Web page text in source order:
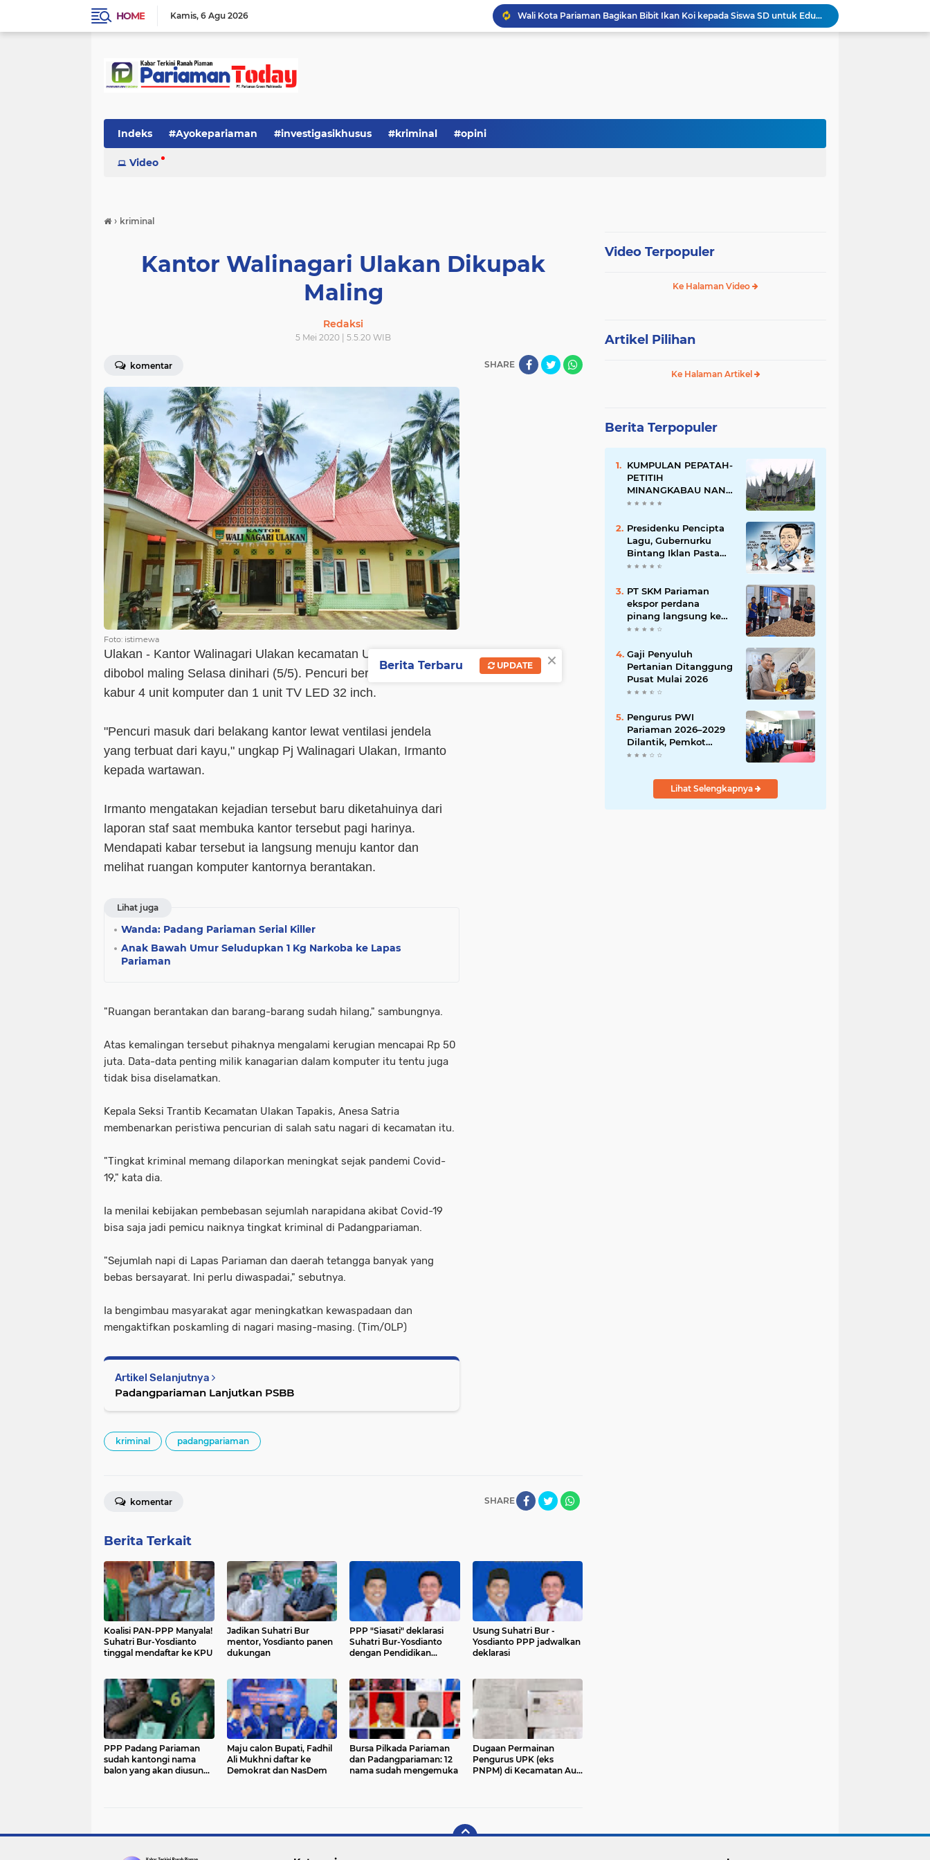
HOME Kamis 6 Agu 2026
Wali Kota Pariaman Bagikan Bibit Ikan Koi kepada Siswa SD untuk Edukasi Perikanan
Wali Kota Pariaman Salurkan Bantuan bagi Korban Pohon Tumbang, Rumah Rusak Berat Akan Dibedah
Wali Kota Pariaman Lepas Kontingen Pramuka ke Jambore Nasional XII di Cibubur
Indeks #Ayokepariaman #investigasikhusus #kriminal #opini
Video
› kriminal
Kantor Walinagari Ulakan Dikupak
Maling
Redaksi
5 Mei 2020 | 5.5.20 WIB
komentar SHARE
Foto: istimewa
Ulakan - Kantor Walinagari Ulakan kecamatan Ulakan Tapakis
dibobol maling Selasa dinihari (5/5). Pencuri berhasil membawa
kabur 4 unit komputer dan 1 unit TV LED 32 inch.
"Pencuri masuk dari belakang kantor lewat ventilasi jendela
yang terbuat dari kayu," ungkap Pj Walinagari Ulakan, Irmanto
kepada wartawan.
Irmanto mengatakan kejadian tersebut baru diketahuinya dari
laporan staf saat membuka kantor tersebut pagi harinya.
Mendapati kabar tersebut ia langsung menuju kantor dan
melihat ruangan komputer kantornya berantakan.
Lihat juga
Wanda: Padang Pariaman Serial Killer
Anak Bawah Umur Seludupkan 1 Kg Narkoba ke Lapas
Pariaman
"Ruangan berantakan dan barang-barang sudah hilang," sambungnya.
Atas kemalingan tersebut pihaknya mengalami kerugian mencapai Rp 50
juta. Data-data penting milik kanagarian dalam komputer itu tentu juga
tidak bisa diselamatkan.
Kepala Seksi Trantib Kecamatan Ulakan Tapakis, Anesa Satria
membenarkan peristiwa pencurian di salah satu nagari di kecamatan itu.
"Tingkat kriminal memang dilaporkan meningkat sejak pandemi Covid-
19," kata dia.
Ia menilai kebijakan pembebasan sejumlah narapidana akibat Covid-19
bisa saja jadi pemicu naiknya tingkat kriminal di Padangpariaman.
"Sejumlah napi di Lapas Pariaman dan daerah tetangga banyak yang
bebas bersayarat. Ini perlu diwaspadai," sebutnya.
Ia bengimbau masyarakat agar meningkatkan kewaspadaan dan
mengaktifkan poskamling di nagari masing-masing. (Tim/OLP)
Artikel Selanjutnya
Padangpariaman Lanjutkan PSBB
kriminal padangpariaman
SHARE
komentar
Berita Terkait
Koalisi PAN-PPP Manyala!
Suhatri Bur-Yosdianto
tinggal mendaftar ke KPU
Jadikan Suhatri Bur
mentor, Yosdianto panen
dukungan
PPP "Siasati" deklarasi
Suhatri Bur-Yosdianto
dengan Pendidikan
Usung Suhatri Bur -
Yosdianto PPP jadwalkan
deklarasi
PPP Padang Pariaman
sudah kantongi nama
balon yang akan diusung
Maju calon Bupati, Fadhil
Ali Mukhni daftar ke
Demokrat dan NasDem
Bursa Pilkada Pariaman
dan Padangpariaman: 12
nama sudah mengemuka
Dugaan Permainan
Pengurus UPK (eks
PNPM) di Kecamatan Aur
Video Terpopuler
Ke Halaman Video
Artikel Pilihan
Ke Halaman Artikel
Berita Terpopuler
KUMPULAN PEPATAH-
PETITIH
MINANGKABAU NAN
ELOK
Presidenku Pencipta
Lagu, Gubernurku
Bintang Iklan Pasta
Gigi
PT SKM Pariaman
ekspor perdana
pinang langsung ke
India
Gaji Penyuluh
Pertanian Ditanggung
Pusat Mulai 2026
Pengurus PWI
Pariaman 2026–2029
Dilantik, Pemkot
Tekankan Sinergi dan
Lihat Selengkapnya
×
Berita Terbaru UPDATE